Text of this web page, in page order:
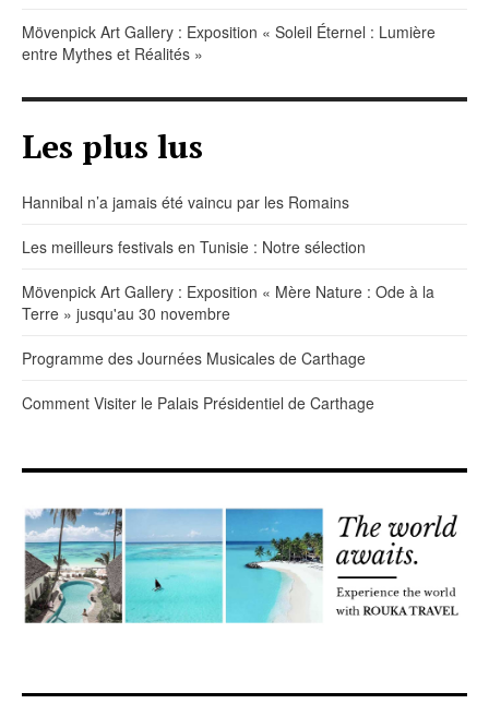
Mövenpick Art Gallery : Exposition « Soleil Éternel : Lumière
entre Mythes et Réalités »
Les plus lus
Hannibal n’a jamais été vaincu par les Romains
Les meilleurs festivals en Tunisie : Notre sélection
Mövenpick Art Gallery : Exposition « Mère Nature : Ode à la
Terre » jusqu'au 30 novembre
Programme des Journées Musicales de Carthage
Comment Visiter le Palais Présidentiel de Carthage